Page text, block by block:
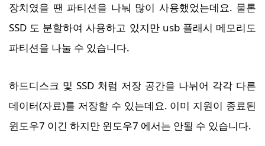
장치였을 땐 파티션을 나눠 많이 사용했었는데요. 물론
SSD 도 분할하여 사용하고 있지만 usb 플래시 메모리도
파티션을 나눌 수 있습니다.
하드디스크 및 SSD 처럼 저장 공간을 나뉘어 각각 다른
데이터(자료)를 저장할 수 있는데요. 이미 지원이 종료된
윈도우7 이긴 하지만 윈도우7 에서는 안될 수 있습니다.